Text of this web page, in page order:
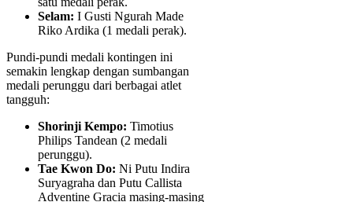
Selam: I Gusti Ngurah Made
Riko Ardika (1 medali perak).
Pundi-pundi medali kontingen ini
semakin lengkap dengan sumbangan
medali perunggu dari berbagai atlet
tangguh:
Shorinji Kempo: Timotius
Philips Tandean (2 medali
perunggu).
Tae Kwon Do: Ni Putu Indira
Suryagraha dan Putu Callista
Adventine Gracia masing-masing